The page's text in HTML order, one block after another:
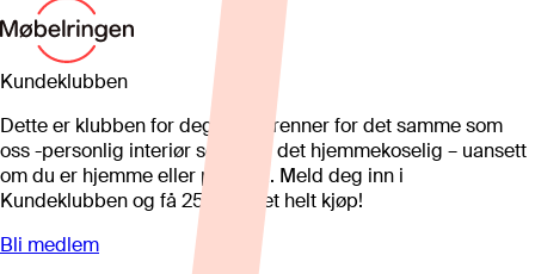
Kundeklubben
Dette er klubben for deg som brenner for det samme som
oss -personlig interiør som gjør det hjemmekoselig – uansett
om du er hjemme eller på hytta. Meld deg inn i
Kundeklubben og få 25%* på et helt kjøp!
Bli medlem